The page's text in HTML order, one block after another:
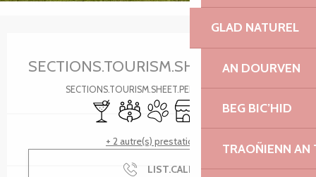
GLAD NATUREL
AN DOURVEN
BEG BIC’HID
TRAOÑIENN AN
SECTIONS.TOURISM.SHEET.PERIODS.DETAILS
Bar / Buvette
Salle de réunion
Animaux acceptés
BoutiqueToilettes
+ 2 autre(s) prestation(s)
LIST.CALL